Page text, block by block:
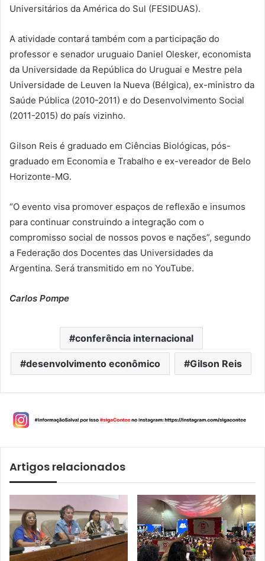
Universitários da América do Sul (FESIDUAS).
A atividade contará também com a participação do
professor e senador uruguaio Daniel Olesker, economista
da Universidade da República do Uruguai e Mestre pela
Universidade de Leuven la Nueva (Bélgica), ex-ministro da
Saúde Pública (2010-2011) e do Desenvolvimento Social
(2011-2015) do país vizinho.
Gilson Reis é graduado em Ciências Biológicas, pós-
graduado em Economia e Trabalho e ex-vereador de Belo
Horizonte-MG.
“O evento visa promover espaços de reflexão e insumos
para continuar construindo a integração com o
compromisso social de nossos povos e nações”, segundo
a Federação dos Docentes das Universidades da
Argentina. Será transmitido em no YouTube.
Carlos Pompe
conferência internacional
desenvolvimento econômico Gilson Reis
Artigos relacionados